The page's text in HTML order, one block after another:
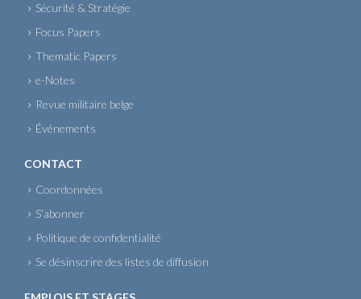
Sécurité & Stratégie
Focus Papers
Thematic Papers
e-Notes
Revue militaire belge
Événements
CONTACT
Coordonnées
S’abonner
Politique de confidentialité
Se désinscrire des listes de diffusion